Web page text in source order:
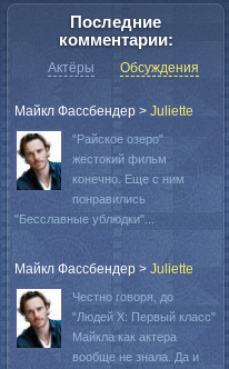
Последние
комментарии:
Актёры Обсуждения
Майкл Фассбендер > Juliette
"Райское озеро"
жестокий фильм
конечно. Еще с ним
понравились
"Бесславные ублюдки"...
Майкл Фассбендер > Juliette
Честно говоря, до
"Людей Х: Первый класс"
Майкла как актера
вообще не знала. Да и